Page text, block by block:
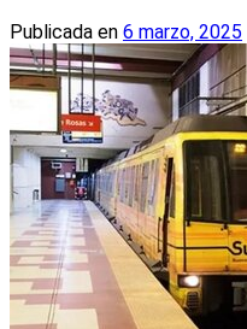
Publicada en 6 marzo, 2025